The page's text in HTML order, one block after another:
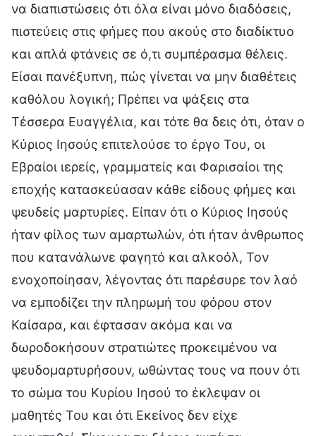
να διαπιστώσεις ότι όλα είναι μόνο διαδόσεις,
πιστεύεις στις φήμες που ακούς στο διαδίκτυο
και απλά φτάνεις σε ό,τι συμπέρασμα θέλεις.
Είσαι πανέξυπνη, πώς γίνεται να μην διαθέτεις
καθόλου λογική; Πρέπει να ψάξεις στα
Τέσσερα Ευαγγέλια, και τότε θα δεις ότι, όταν ο
Κύριος Ιησούς επιτελούσε το έργο Του, οι
Εβραίοι ιερείς, γραμματείς και Φαρισαίοι της
εποχής κατασκεύασαν κάθε είδους φήμες και
ψευδείς μαρτυρίες. Είπαν ότι ο Κύριος Ιησούς
ήταν φίλος των αμαρτωλών, ότι ήταν άνθρωπος
που κατανάλωνε φαγητό και αλκοόλ, Τον
ενοχοποίησαν, λέγοντας ότι παρέσυρε τον λαό
να εμποδίζει την πληρωμή του φόρου στον
Καίσαρα, και έφτασαν ακόμα και να
δωροδοκήσουν στρατιώτες προκειμένου να
ψευδομαρτυρήσουν, ωθώντας τους να πουν ότι
το σώμα του Κυρίου Ιησού το έκλεψαν οι
μαθητές Του και ότι Εκείνος δεν είχε